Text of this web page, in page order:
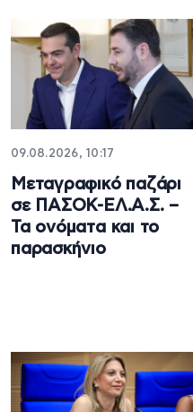
09.08.2026, 10:17
Μεταγραφικό παζάρι
σε ΠΑΣΟΚ-ΕΛ.Α.Σ. –
Τα ονόματα και το
παρασκήνιο